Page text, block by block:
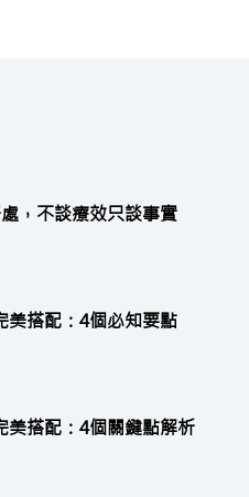
，不談療效只談事實
美搭配：4個必知要點
美搭配：4個關鍵點解析